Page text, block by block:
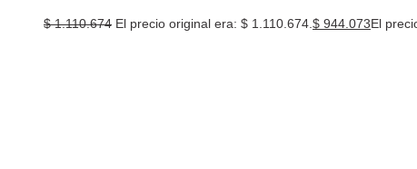
$1.110.674 El precio original era: $ 1.110.674. $ 944.073El